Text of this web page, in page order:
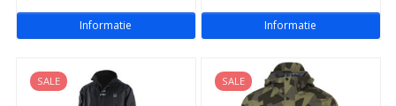
Informatie Informatie
SALE SALE